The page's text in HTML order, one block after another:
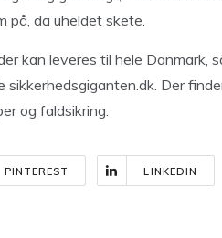
på, da uheldet skete.
kan leveres til hele Danmark,
sikkerhedsgiganten.dk. Der
og faldsikring.
PINTEREST LINKEDIN